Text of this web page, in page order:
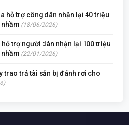
hỗ trợ công dân nhận lại 40 triệu
(18/06/2026)
hỗ trợ người dân nhận lại 100 triệu
(22/01/2026)
trao trả tài sản bị đánh rơi cho